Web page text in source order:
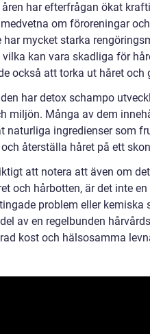
åren har efterfrågan ökat
om föroreningar
har mycket starka
vilka kan vara skadliga för
också att torka ut håret och
har detox schampo
miljön. Många av dem
naturliga ingredienser som
återställa håret på ett
att notera att även om
och hårbotten, är det inte
problem eller
av en regelbunden
kost och hälsosamma